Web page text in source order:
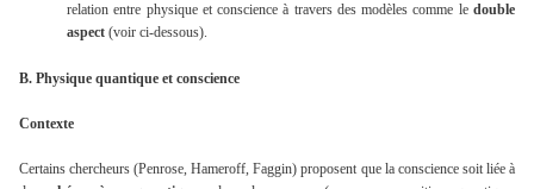
relation entre physique et conscience à travers des modèles comme le double
aspect (voir ci-dessous).
B. Physique quantique et conscience
Contexte
Certains chercheurs (Penrose, Hameroff, Faggin) proposent que la conscience soit liée à